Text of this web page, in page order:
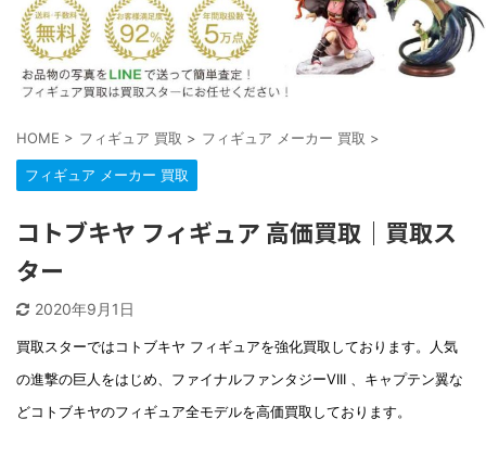
HOME > フィギュア 買取 > フィギュア メーカー 買取 >
フィギュア メーカー 買取
コトブキヤ フィギュア 高価買取｜買取ス
ター
2020年9月1日
買取スターではコトブキヤ フィギュアを強化買取しております。人気
の進撃の巨人をはじめ、ファイナルファンタジーVIII 、キャプテン翼な
どコトブキヤのフィギュア全モデルを高価買取しております。